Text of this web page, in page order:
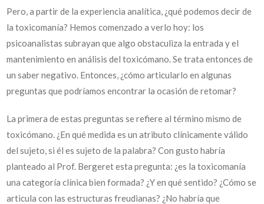
Pero, a partir de la experiencia analítica, ¿qué podemos decir de
la toxicomanía? Hemos comenzado a verlo hoy: los
psicoanalistas subrayan que algo obstaculiza la entrada y el
mantenimiento en análisis del toxicómano. Se trata entonces de
un saber negativo. Entonces, ¿cómo articularlo en algunas
preguntas que podríamos encontrar la ocasión de retomar?
La primera de estas preguntas se refiere al término mismo de
toxicómano. ¿En qué medida es un atributo clínicamente válido
del sujeto, si él es sujeto de la palabra? Con gusto habría
planteado al Prof. Bergeret esta pregunta: ¿es la toxicomanía
una categoría clínica bien formada? ¿Y en qué sentido? ¿Cómo se
articula con las estructuras freudianas? ¿No habría que